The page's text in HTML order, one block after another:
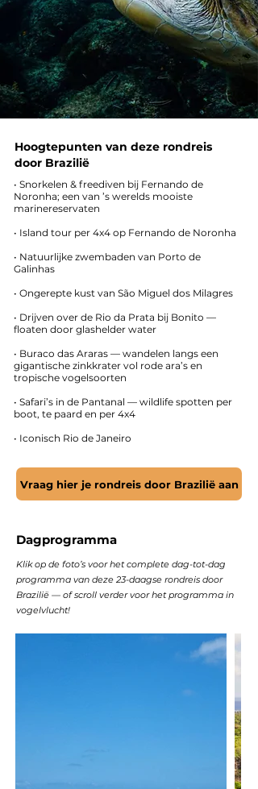
Hoogtepunten van deze rondreis
door Brazilië
• Snorkelen & freediven bij Fernando de
Noronha; een van ’s werelds mooiste
marinereservaten
• Island tour per 4x4 op Fernando de Noronha
• Natuurlijke zwembaden van Porto de
Galinhas
• Ongerepte kust van São Miguel dos Milagres
• Drijven over de Rio da Prata bij Bonito —
floaten door glashelder water
• Buraco das Araras — wandelen langs een
gigantische zinkkrater vol rode ara’s en
tropische vogelsoorten​
• Safari’s in de Pantanal — wildlife spotten per
boot, te paard en per 4x4
• Iconisch Rio de Janeiro
Vraag hier je rondreis door Brazilië aan
Dagprogramma
Klik op de foto’s voor het complete dag-tot-dag
programma van deze 23-daagse rondreis door
Brazilië — of scroll verder voor het programma in
vogelvlucht!